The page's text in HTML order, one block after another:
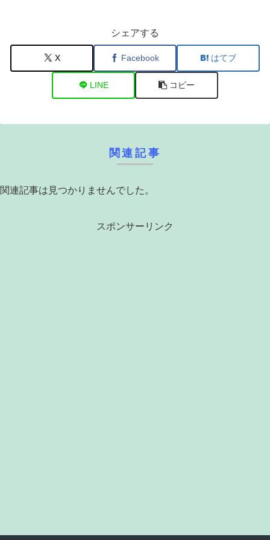
シェアする
X Facebook はてブ
LINE コピー
関連記事
関連記事は見つかりませんでした。
スポンサーリンク